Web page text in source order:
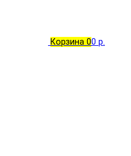
Корзина 00 р.